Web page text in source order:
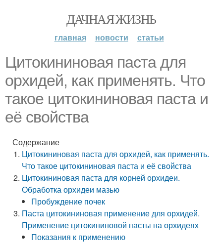
ДАЧНАЯ ЖИЗНЬ
главная новости статьи
Цитокининовая паста для
орхидей, как применять. Что
такое цитокининовая паста и
её свойства
Содержание
Цитокининовая паста для орхидей, как применять.
Что такое цитокининовая паста и её свойства
Цитокининовая паста для корней орхидеи.
Обработка орхидеи мазью
Пробуждение почек
Паста цитокининовая применение для орхидей.
Применение цитокининовой пасты на орхидеях
Показания к применению